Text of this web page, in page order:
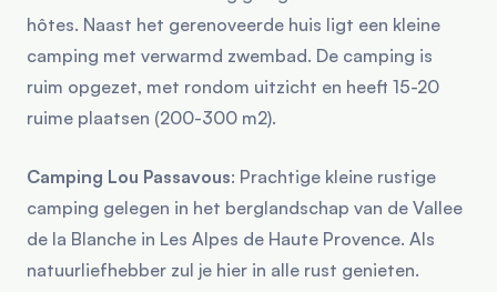
hôtes. Naast het gerenoveerde huis ligt een kleine
camping met verwarmd zwembad. De camping is
ruim opgezet, met rondom uitzicht en heeft 15-20
ruime plaatsen (200-300 m2).
Camping Lou Passavous: Prachtige kleine rustige
camping gelegen in het berglandschap van de Vallee
de la Blanche in Les Alpes de Haute Provence. Als
natuurliefhebber zul je hier in alle rust genieten.